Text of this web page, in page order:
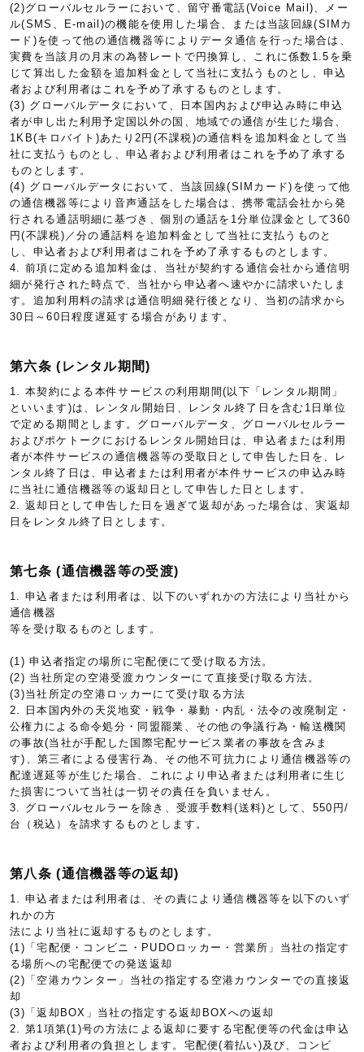
(2)グローバルセルラーにおいて、留守番電話(Voice Mail)、メー
ル(SMS、E-mail)の機能を使用した場合、または当該回線(SIMカ
ード)を使って他の通信機器等によりデータ通信を行った場合は、
実費を当該月の月末の為替レートで円換算し、これに係数1.5を乗
じて算出した金額を追加料金として当社に支払うものとし、申込
者および利用者はこれを予め了承するものとします。
(3) グローバルデータにおいて、日本国内および申込み時に申込
者が申し出た利用予定国以外の国、地域での通信が生じた場合、
1KB(キロバイト)あたり2円(不課税)の通信料を追加料金として当
社に支払うものとし、申込者および利用者はこれを予め了承する
ものとします。
(4) グローバルデータにおいて、当該回線(SIMカード)を使って他
の通信機器等により音声通話をした場合は、携帯電話会社から発
行される通話明細に基づき、個別の通話を1分単位課金として360
円(不課税)／分の通話料を追加料金として当社に支払うものと
し、申込者および利用者はこれを予め了承するものとします。
4. 前項に定める追加料金は、当社が契約する通信会社から通信明
細が発行された時点で、当社から申込者へ速やかに請求いたしま
す。追加利用料の請求は通信明細発行後となり、当初の請求から
30日～60日程度遅延する場合があります。
第六条 (レンタル期間)
1. 本契約による本件サービスの利用期間(以下「レンタル期間」
といいます)は、レンタル開始日、レンタル終了日を含む1日単位
で定める期間とします。グローバルデータ、グローバルセルラー
およびポケトークにおけるレンタル開始日は、申込者または利用
者が本件サービスの通信機器等の受取日として申告した日を、レ
ンタル終了日は、申込者または利用者が本件サービスの申込み時
に当社に通信機器等の返却日として申告した日とします。
2. 返却日として申告した日を過ぎて返却があった場合は、実返却
日をレンタル終了日とします。
第七条 (通信機器等の受渡)
1. 申込者または利用者は、以下のいずれかの方法により当社から
通信機器
等を受け取るものとします。
(1) 申込者指定の場所に宅配便にて受け取る方法。
(2) 当社所定の空港受渡カウンターにて直接受け取る方法。
(3)当社所定の空港ロッカーにて受け取る方法
2. 日本国内外の天災地変・戦争・暴動・内乱・法令の改廃制定・
公権力による命令処分・同盟罷業、その他の争議行為・輸送機関
の事故(当社が手配した国際宅配サービス業者の事故を含みま
す)、第三者による侵害行為、その他不可抗力により通信機器等の
配達遅延等が生じた場合、これにより申込者または利用者に生じ
た損害について当社は一切その責任を負いません。
3. グローバルセルラーを除き、受渡手数料(送料)として、550円/
台（税込）を請求するものとします。
第八条 (通信機器等の返却)
1. 申込者または利用者は、その責により通信機器等を以下のいず
れかの方
法により当社に返却するものとします。
(1)「宅配便・コンビニ・PUDOロッカー・営業所」当社の指定す
る場所への宅配便での発送返却
(2)「空港カウンター」当社の指定する空港カウンターでの直接返
却
(3)「返却BOX」当社の指定する返却BOXへの返却
2. 第1項第(1)号の方法による返却に要する宅配便等の代金は申込
者および利用者の負担とします。宅配便(着払い)及び、コンビ